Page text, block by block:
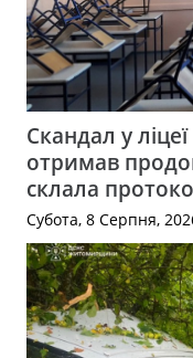
Скандал у
отримав
склала
Субота, 8 Серпня,